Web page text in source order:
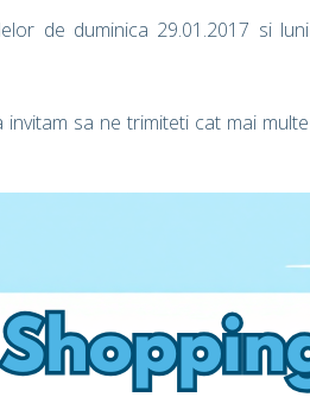
de duminica 29.01.2017 si luni
sa ne trimiteti cat mai multe